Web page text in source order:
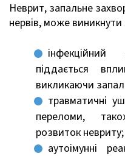
Неврит, запальне
нервів, може виникнути
піддається
викликаючи
травматичні
переломи,
розвиток невриту;
аутоімунні